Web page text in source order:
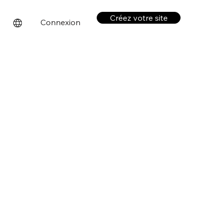
Connexion Créez votre site